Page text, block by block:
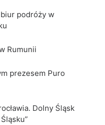
podróży w
Rumunii
prezesem Puro
Dolny Śląsk